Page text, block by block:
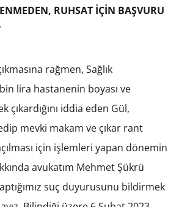
RUHSAT İÇİN BAŞVURU
rağmen, Sağlık
bin lira hastanenin boyası ve
çıkardığını iddia eden Gül,
mevki makam ve çıkar rant
için işlemleri yapan dönemin
avukatım Mehmet Şükrü
suç duyurusunu bildirmek